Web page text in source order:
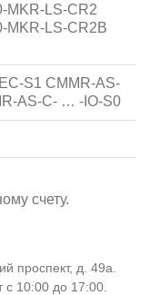
MKR-LS-CR2
MKR-LS-CR2B
S1 CMMR-AS-
AS-C- … -IO-S0
счету.
проспект, д. 49а.
10:00 до 17:00.